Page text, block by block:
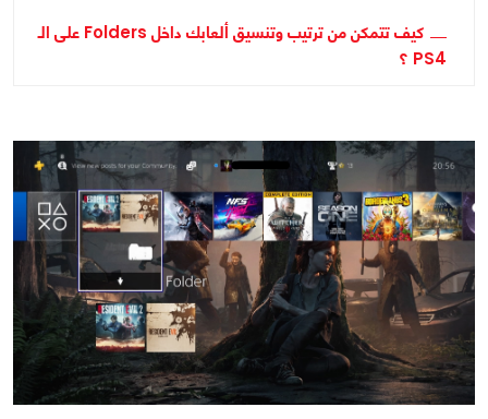
كيف تتمكن من ترتيب وتنسيق ألعابك داخل Folders على الـ
PS4 ؟